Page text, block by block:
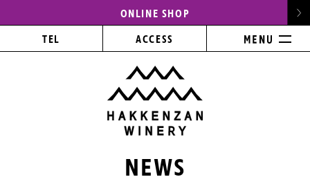
ONLINE SHOP
TEL ACCESS
NEWS